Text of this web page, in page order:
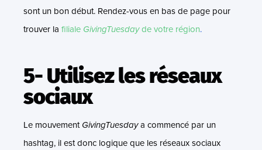
sont un bon début. Rendez-vous en bas de page pour
trouver la filiale GivingTuesdayde votre région.
5- Utilisez les réseaux
sociaux
Le mouvementGivingTuesdaya commencé par un
hashtag, il est donc logique que les réseaux sociaux